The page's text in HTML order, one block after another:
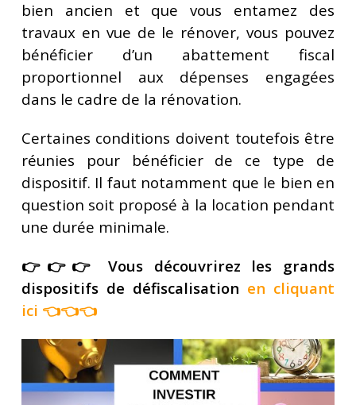
bien ancien et que vous entamez des
travaux en vue de le rénover, vous pouvez
bénéficier d’un abattement fiscal
proportionnel aux dépenses engagées
dans le cadre de la rénovation.
Certaines conditions doivent toutefois être
réunies pour bénéficier de ce type de
dispositif. Il faut notamment que le bien en
question soit proposé à la location pendant
une durée minimale.
👉👉👉 Vous découvrirez les grands
dispositifs de défiscalisation en cliquant
ici 👈👈👈